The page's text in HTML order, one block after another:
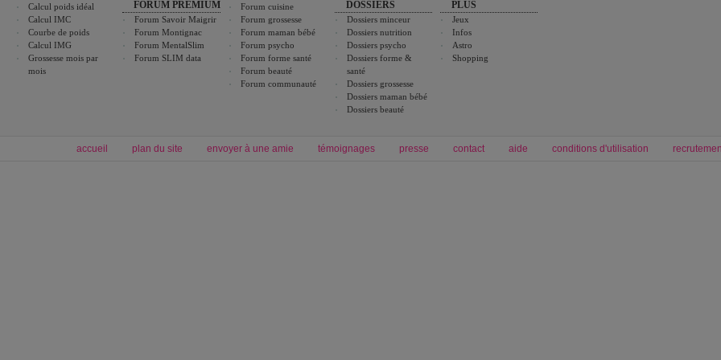
Calcul poids idéal
Calcul IMC
Courbe de poids
Calcul IMG
Grossesse mois par
mois
FORUM PREMIUM
Forum Savoir Maigrir
Forum Montignac
Forum MentalSlim
Forum SLIM data
Forum cuisine
Forum grossesse
Forum maman bébé
Forum psycho
Forum forme santé
Forum beauté
Forum communauté
DOSSIERS
Dossiers minceur
Dossiers nutrition
Dossiers psycho
Dossiers forme &
santé
Dossiers grossesse
Dossiers maman bébé
Dossiers beauté
PLUS
Jeux
Infos
Astro
Shopping
accueil plan du site envoyer à une amie témoignages presse contact aide conditions d'utilisation